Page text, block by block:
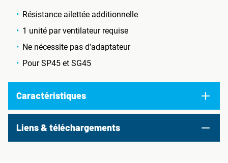
Résistance ailettée additionnelle
1 unité par ventilateur requise
Ne nécessite pas d'adaptateur
Pour SP45 et SG45
Caractéristiques
Liens & téléchargements